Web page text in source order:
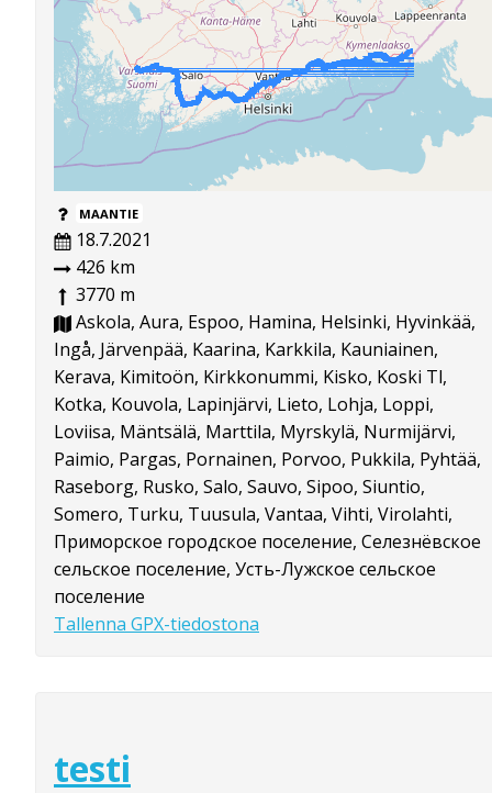
MAANTIE
18.7.2021
426 km
3770 m
Askola, Aura, Espoo, Hamina, Helsinki, Hyvinkää,
Ingå, Järvenpää, Kaarina, Karkkila, Kauniainen,
Kerava, Kimitoön, Kirkkonummi, Kisko, Koski Tl,
Kotka, Kouvola, Lapinjärvi, Lieto, Lohja, Loppi,
Loviisa, Mäntsälä, Marttila, Myrskylä, Nurmijärvi,
Paimio, Pargas, Pornainen, Porvoo, Pukkila, Pyhtää,
Raseborg, Rusko, Salo, Sauvo, Sipoo, Siuntio,
Somero, Turku, Tuusula, Vantaa, Vihti, Virolahti,
Приморское городское поселение, Селезнёвское
сельское поселение, Усть-Лужское сельское
поселение
Tallenna GPX-tiedostona
testi